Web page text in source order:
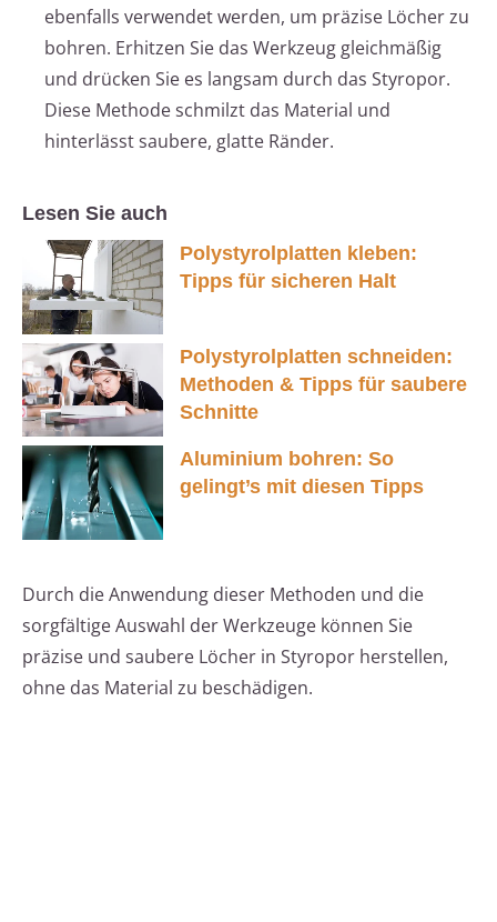
ebenfalls verwendet werden, um präzise Löcher zu
bohren. Erhitzen Sie das Werkzeug gleichmäßig
und drücken Sie es langsam durch das Styropor.
Diese Methode schmilzt das Material und
hinterlässt saubere, glatte Ränder.
Lesen Sie auch
Polystyrolplatten kleben:
Tipps für sicheren Halt
Polystyrolplatten schneiden:
Methoden & Tipps für saubere
Schnitte
Aluminium bohren: So
gelingt’s mit diesen Tipps
Durch die Anwendung dieser Methoden und die
sorgfältige Auswahl der Werkzeuge können Sie
präzise und saubere Löcher in Styropor herstellen,
ohne das Material zu beschädigen.